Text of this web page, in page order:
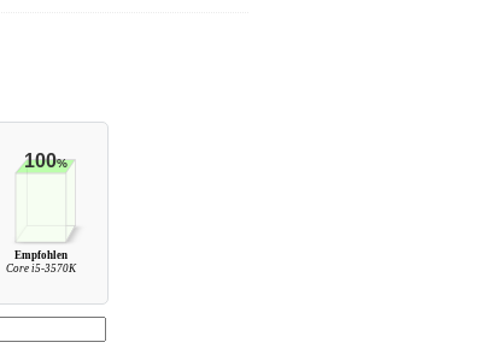
100%
Empfohlen
Core i5-3570K